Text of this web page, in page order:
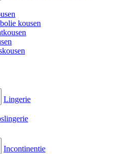
kousen
Lingerie
Incontinentie